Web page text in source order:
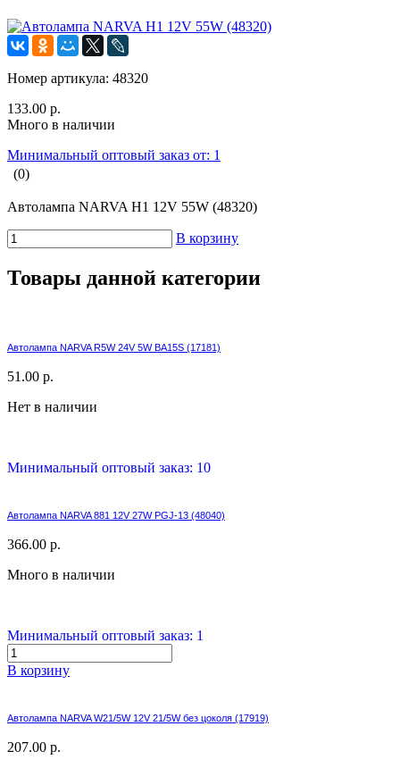
Номер артикула: 48320
133.00 р.
Много в наличии
Минимальный оптовый заказ от: 1
(0)
Автолампа NARVA H1 12V 55W (48320)
В корзину
Товары данной категории
Автолампа NARVA R5W 24V 5W BA15S (17181)
51.00 р.
Нет в наличии
Минимальный оптовый заказ: 10
Автолампа NARVA 881 12V 27W PGJ-13 (48040)
366.00 р.
Много в наличии
Минимальный оптовый заказ: 1
В корзину
Автолампа NARVA W21/5W 12V 21/5W без цоколя (17919)
207.00 р.